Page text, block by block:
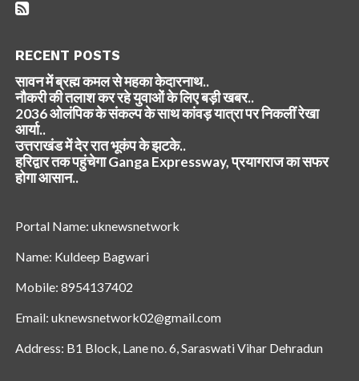
RECENT POSTS
सावन में ब्रह्म कमल से महका केदारनाथ..
नौकरी की तलाश कर रहे युवाओं के लिए बड़ी खबर..
2036 ओलंपिक के संकल्प के साथ कांवड़ यात्रा पर निकलीं रेखा
आर्या..
उत्तराखंड में देर रात भूकंप के झटके..
हरिद्वार तक पहुंचेगा Ganga Expressway, प्रयागराज का सफर
होगा आसान..
Portal Name: uknewsnetwork
Name: Kuldeep Bagwari
Mobile: 8954137402
Email: uknewsnetwork02@gmail.com
Address: B1 Block, Lane no. 6, Saraswati Vihar Dehradun